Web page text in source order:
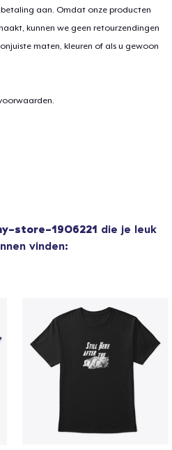
aan. Omdat onze producten
kunnen we geen retourzendingen
maten, kleuren of als u gewoon
store-1906221 die je leuk
vinden: